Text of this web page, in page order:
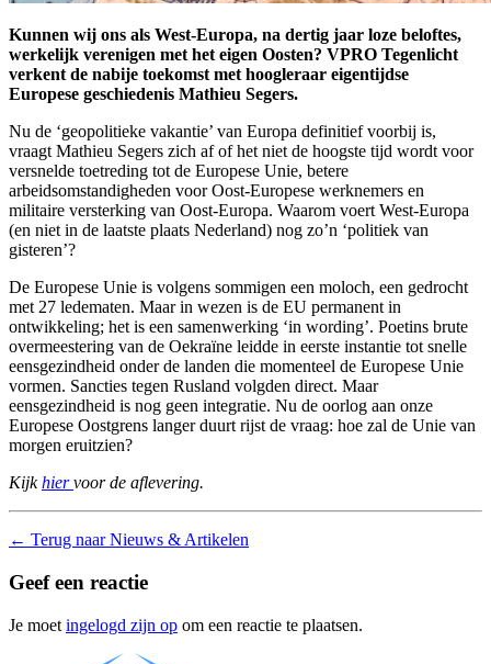
Kunnen wij ons als West-Europa, na dertig jaar loze beloftes,
werkelijk verenigen met het eigen Oosten? VPRO Tegenlicht
verkent de nabije toekomst met hoogleraar eigentijdse
Europese geschiedenis Mathieu Segers.
Nu de ‘geopolitieke vakantie’ van Europa definitief voorbij is,
vraagt Mathieu Segers zich af of het niet de hoogste tijd wordt voor
versnelde toetreding tot de Europese Unie, betere
arbeidsomstandigheden voor Oost-Europese werknemers en
militaire versterking van Oost-Europa. Waarom voert West-Europa
(en niet in de laatste plaats Nederland) nog zo’n ‘politiek van
gisteren’?
De Europese Unie is volgens sommigen een moloch, een gedrocht
met 27 ledematen. Maar in wezen is de EU permanent in
ontwikkeling; het is een samenwerking ‘in wording’. Poetins brute
overmeestering van de Oekraïne leidde in eerste instantie tot snelle
eensgezindheid onder de landen die momenteel de Europese Unie
vormen. Sancties tegen Rusland volgden direct. Maar
eensgezindheid is nog geen integratie. Nu de oorlog aan onze
Europese Oostgrens langer duurt rijst de vraag: hoe zal de Unie van
morgen eruitzien?
Kijkhiervoor de aflevering.
← Terug naar Nieuws & Artikelen
Geef een reactie
Je moet ingelogd zijn op om een reactie te plaatsen.